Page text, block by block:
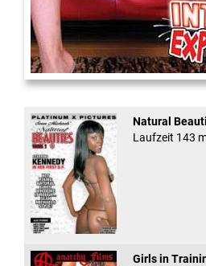
Internal Explosionen
Natural
Laufzeit 143
Girls in